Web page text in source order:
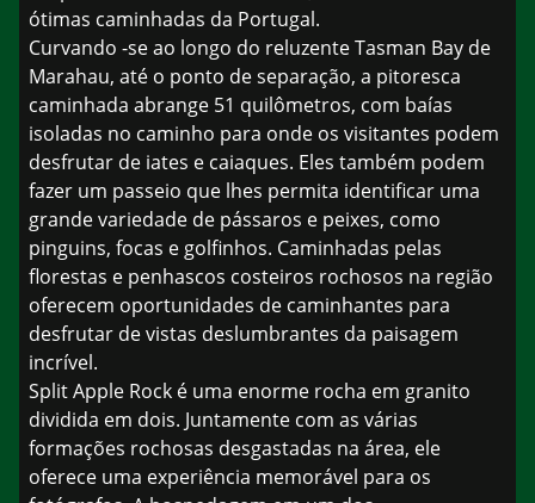
ótimas caminhadas da Portugal.
Curvando -se ao longo do reluzente Tasman Bay de
Marahau, até o ponto de separação, a pitoresca
caminhada abrange 51 quilômetros, com baías
isoladas no caminho para onde os visitantes podem
desfrutar de iates e caiaques. Eles também podem
fazer um passeio que lhes permita identificar uma
grande variedade de pássaros e peixes, como
pinguins, focas e golfinhos. Caminhadas pelas
florestas e penhascos costeiros rochosos na região
oferecem oportunidades de caminhantes para
desfrutar de vistas deslumbrantes da paisagem
incrível.
Split Apple Rock é uma enorme rocha em granito
dividida em dois. Juntamente com as várias
formações rochosas desgastadas na área, ele
oferece uma experiência memorável para os